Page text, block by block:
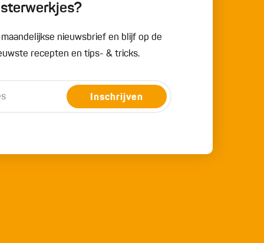
nieuwsbrief en blijf op de
recepten en tips- & tricks.
Inschrijven